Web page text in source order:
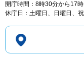
開庁時間：8時30分から17
休庁日：土曜日、日曜日、